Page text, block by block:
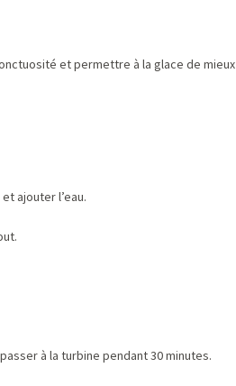
et permettre à la glace de mieux
ajouter l’eau.
à la turbine pendant 30 minutes.